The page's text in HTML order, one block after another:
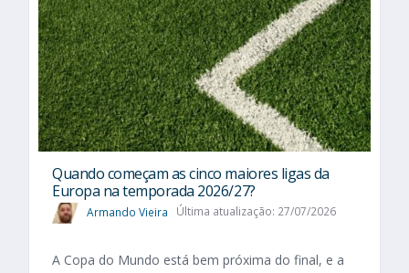
Quando começam as cinco maiores ligas da
Europa na temporada 2026/27?
Armando Vieira Última atualização: 27/07/2026
A Copa do Mundo está bem próxima do final, e a